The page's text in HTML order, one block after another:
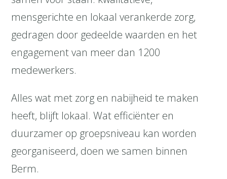
mensgerichte en lokaal verankerde zorg,
gedragen door gedeelde waarden en het
engagement van meer dan 1200
medewerkers.
Alles wat met zorg en nabijheid te maken
heeft, blijft lokaal. Wat efficiënter en
duurzamer op groepsniveau kan worden
georganiseerd, doen we samen binnen
Berm.